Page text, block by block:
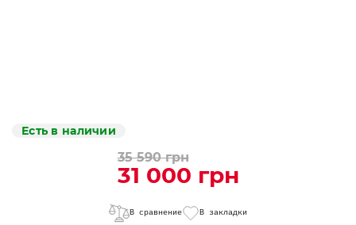
Есть в наличии
35 590 грн
31 000 грн
В сравнение В закладки